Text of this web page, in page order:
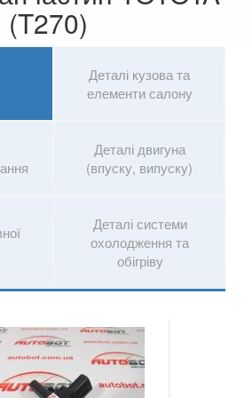
JZA80)
(T270)
Деталі кузова та
елементи салону
Деталі двигуна
(впуску, випуску)
Деталі системи
охолодження та
обігріву